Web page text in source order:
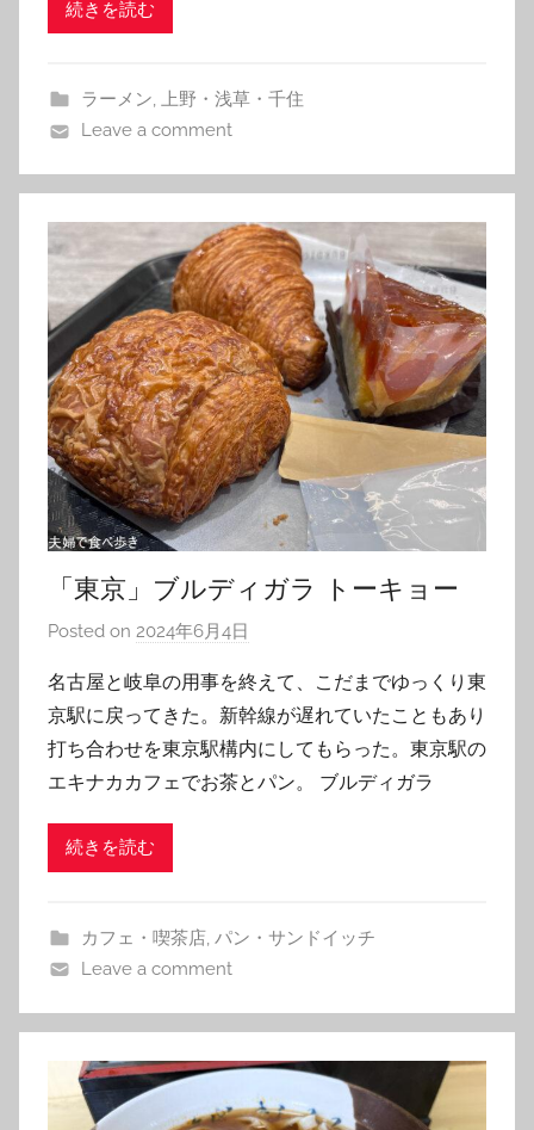
続きを読む
ラーメン, 上野・浅草・千住
Leave a comment
「東京」ブルディガラ トーキョー
Posted on 2024年6月4日
T
o
m
名古屋と岐阜の用事を終えて、こだまでゆっくり東
京駅に戻ってきた。新幹線が遅れていたこともあり
打ち合わせを東京駅構内にしてもらった。東京駅の
エキナカカフェでお茶とパン。 ブルディガラ
続きを読む
カフェ・喫茶店, パン・サンドイッチ
Leave a comment